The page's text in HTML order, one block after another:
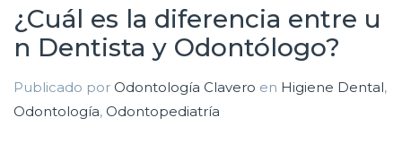
¿Cuál es la diferencia entre u
n Dentista y Odontólogo?
Publicado por Odontología Clavero en Higiene Dental,
Odontología, Odontopediatría